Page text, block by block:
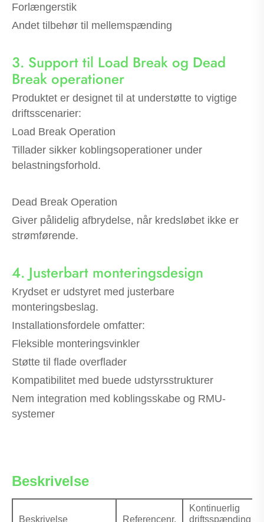
Forlængerstik
Andet tilbehør til mellemspænding
3. Support til Load Break og Dead
Break operationer
Produktet er designet til at understøtte to vigtige
driftsscenarier:
Load Break Operation
Tillader sikker koblingsoperationer under
belastningsforhold.
Dead Break Operation
Giver pålidelig afbrydelse, når kredsløbet ikke er
strømførende.
4. Justerbart monteringsdesign
Krydset er udstyret med justerbare
monteringsbeslag.
Installationsfordele omfatter:
Fleksible monteringsvinkler
Støtte til flade overflader
Kompatibilitet med buede udstyrsstrukturer
Nem integration med koblingsskabe og RMU-
systemer
Beskrivelse
Beskrivelse Referencenr.
Kontinuerlig
driftsspænding